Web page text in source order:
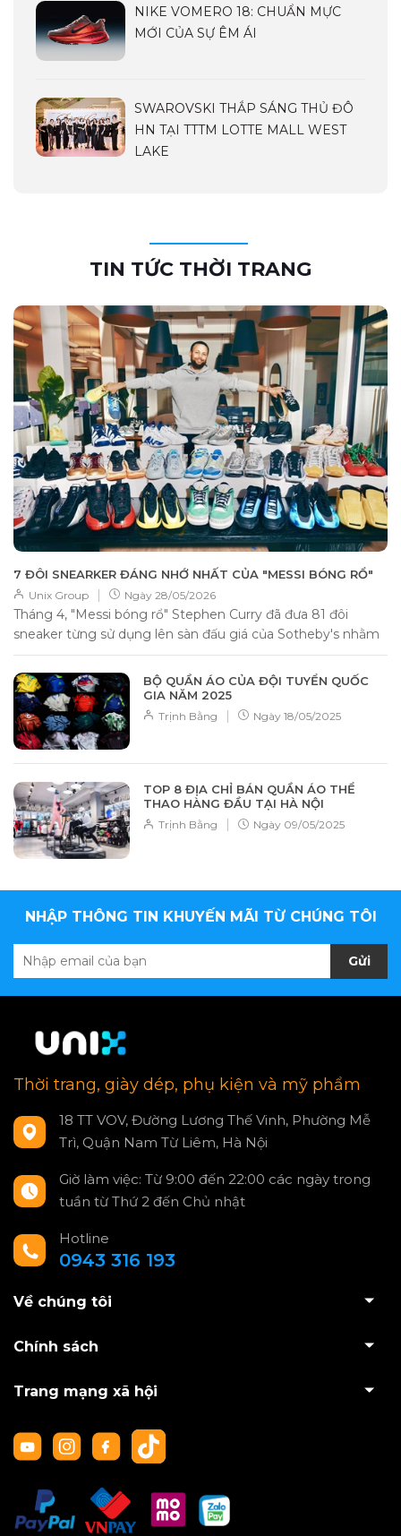
NIKE VOMERO 18: CHUẨN MỰC
MỚI CỦA SỰ ÊM ÁI
SWAROVSKI THẮP SÁNG THỦ ĐÔ
HN TẠI TTTM LOTTE MALL WEST
LAKE
TIN TỨC THỜI TRANG
7 ĐÔI SNEARKER ĐÁNG NHỚ NHẤT CỦA "MESSI BÓNG RỔ"
Unix Group | Ngày 28/05/2026
Tháng 4, "Messi bóng rổ" Stephen Curry đã đưa 81 đôi
sneaker từng sử dụng lên sàn đấu giá của Sotheby's nhằm
gây quỹ từ...
BỘ QUẦN ÁO CỦA ĐỘI TUYỂN QUỐC
GIA NĂM 2025
Trịnh Bằng | Ngày 18/05/2025
TOP 8 ĐỊA CHỈ BÁN QUẦN ÁO THỂ
THAO HÀNG ĐẦU TẠI HÀ NỘI
Trịnh Bằng | Ngày 09/05/2025
NHẬP THÔNG TIN KHUYẾN MÃI TỪ CHÚNG TÔI
Gửi
Thời trang, giày dép, phụ kiện và mỹ phẩm
18 TT VOV, Đường Lương Thế Vinh, Phường Mễ
Trì, Quận Nam Từ Liêm, Hà Nội
Giờ làm việc: Từ 9:00 đến 22:00 các ngày trong
tuần từ Thứ 2 đến Chủ nhật
Hotline
0943 316 193
Về chúng tôi
Chính sách
Trang mạng xã hội